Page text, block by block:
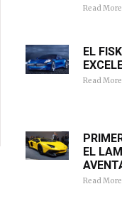
Read
EL
Read
EL
Read